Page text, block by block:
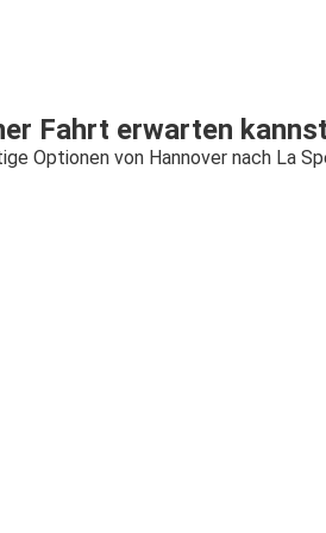
Fahrt erwarten
Optionen von Hannover nach La